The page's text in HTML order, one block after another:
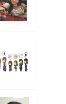
K.หลิงลี่
K.Pat